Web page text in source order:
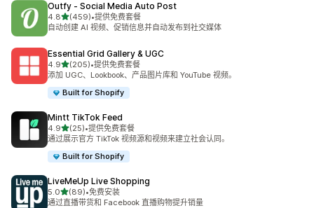
Outfy ‑ Social Media Auto Post
4.8星（满分 5 星）
(459)
总共 459 条评论
•提供免费套餐
自动创建 AI 视频、促销信息并自动发布到社交媒体
Essential Grid Gallery & UGC
4.9星（满分 5 星）
(205)
总共 205 条评论
•提供免费套餐
添加 UGC、Lookbook、产品图片库和 YouTube 视频。
Built for Shopify
Mintt TikTok Feed
4.9星（满分 5 星）
(25)
总共 25 条评论
•提供免费套餐
通过展示官方 TikTok 视频源和视频来建立社会认同。
Built for Shopify
LiveMeUp Live Shopping
5.0星（满分 5 星）
(89)
总共 89 条评论
•免费安装
通过直播带货和 Facebook 直播购物提升销量